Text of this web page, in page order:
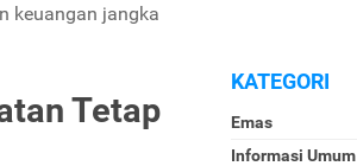
keuangan jangka
Tetap
KATEGORI
Emas
Informasi Umum